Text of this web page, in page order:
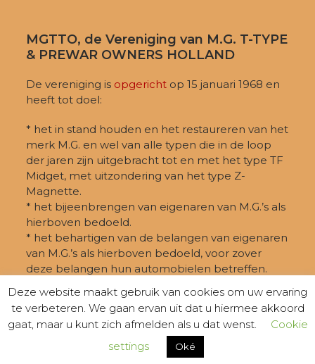
MGTTO, de Vereniging van M.G. T-TYPE
& PREWAR OWNERS HOLLAND
De vereniging is opgericht op 15 januari 1968 en
heeft tot doel:
* het in stand houden en het restaureren van het
merk M.G. en wel van alle typen die in de loop
der jaren zijn uitgebracht tot en met het type TF
Midget, met uitzondering van het type Z-
Magnette.
* het bijeenbrengen van eigenaren van M.G.’s als
hierboven bedoeld.
* het behartigen van de belangen van eigenaren
van M.G.’s als hierboven bedoeld, voor zover
deze belangen hun automobielen betreffen.
PRIVACY
- KVK-nummer: 40409257 -
Deze website maakt gebruik van cookies om uw ervaring
te verbeteren. We gaan ervan uit dat u hiermee akkoord
gaat, maar u kunt zich afmelden als u dat wenst.
Cookie
settings
Oké